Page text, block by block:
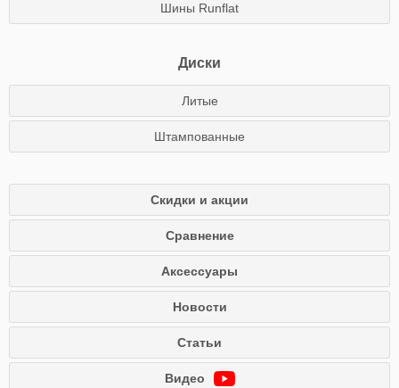
Шины Runflat
Диски
Литые
Штампованные
Скидки и акции
Сравнение
Аксессуары
Новости
Статьи
Видео